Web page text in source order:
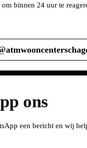
om binnen 24
ons
een bericht en wij